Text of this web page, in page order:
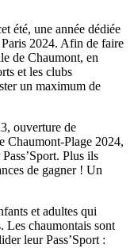
été, une année dédiée
Paris 2024. Afin de faire
de Chaumont, en
et les clubs
un maximum de
ouverture de
Chaumont-Plage 2024,
Plus ils
de gagner ! Un
et adultes qui
Les chaumontais sont
leur Pass’Sport :